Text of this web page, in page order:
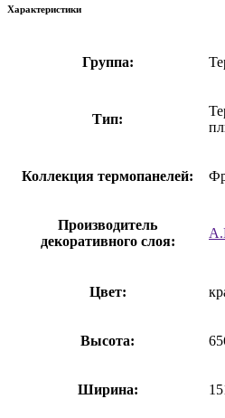
Характеристики
Группа:
Тип:
Коллекция термопанелей:
Производитель
декоративного слоя:
Цвет:
Высота:
Ширина: